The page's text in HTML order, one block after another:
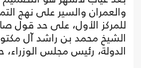
والعمران والسير على نهج
للمركز الأول، على حد قول
الشيخ محمد بن راشد آل
الدولة، رئيس مجلس